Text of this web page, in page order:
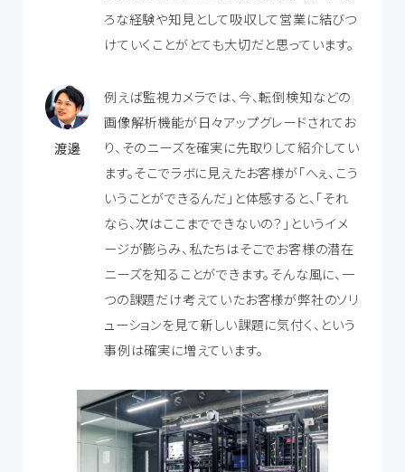
ろな経験や知見として吸収して営業に結びつ
けていくことがとても大切だと思っています。
渡邊
例えば監視カメラでは、今、転倒検知などの
画像解析機能が日々アップグレードされてお
り、そのニーズを確実に先取りして紹介してい
ます。そこでラボに見えたお客様が「へぇ、こう
いうことができるんだ」と体感すると、「それ
なら、次はここまでできないの？」というイメ
ージが膨らみ、私たちはそこでお客様の潜在
ニーズを知ることができます。そんな風に、一
つの課題だけ考えていたお客様が弊社のソリ
ューションを見て新しい課題に気付く、という
事例は確実に増えています。